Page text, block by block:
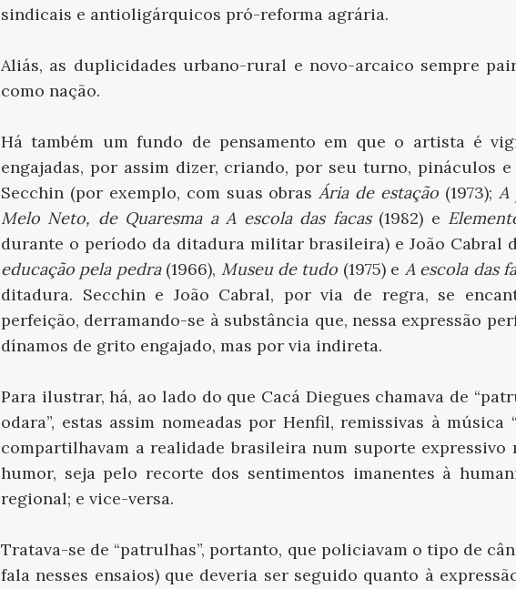
sindicais e antioligárquicos pró-reforma agrária.
Aliás, as duplicidades urbano-rural e novo-arcaico sempre
como nação.
Há também um fundo de pensamento em que o artista é
engajadas, por assim dizer, criando, por seu turno, pináculos
Secchin (por exemplo, com suas obrasÁria de estação (1973); A
Melo Neto, de Quaresma a A escola das facas(1982) e
durante o período da ditadura militar brasileira) e João Cabral
educação pela pedra(1966), Museu de tudo (1975) e A escola das
ditadura. Secchin e João Cabral, por via de regra, se
perfeição, derramando-se à substância que, nessa expressão
dínamos de grito engajado, mas por via indireta.
Para ilustrar, há, ao lado do que Cacá Diegues chamava de
odara”, estas assim nomeadas por Henfil, remissivas à música
compartilhavam a realidade brasileira num suporte expressivo
humor, seja pelo recorte dos sentimentos imanentes à
regional; e vice-versa.
Tratava-se de “patrulhas”, portanto, que policiavam o tipo de
fala nesses ensaios) que deveria ser seguido quanto à